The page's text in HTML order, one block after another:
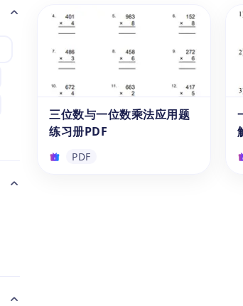
三位数与一位数乘法应用题
练习册PDF
PDF